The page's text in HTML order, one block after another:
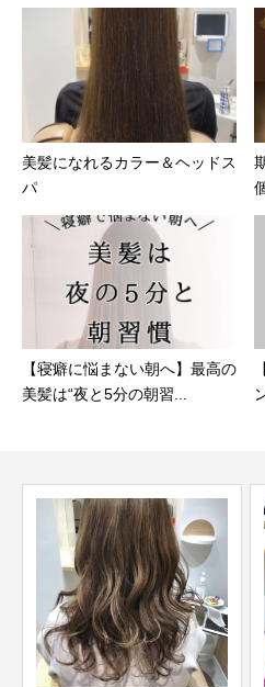
美髪になれるカラー＆ヘッドス
パ
【寝癖に悩まない朝へ】最高の
美髪は“夜と5分の朝習...